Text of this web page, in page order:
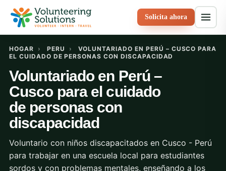
Solicita ahora
HOGAR › PERU ›
VOLUNTARIADO EN PERÚ – CUSCO PARA
EL CUIDADO DE PERSONAS CON DISCAPACIDAD
Voluntariado en Perú –
Cusco para el cuidado
de personas con
discapacidad
Voluntario con niños discapacitados en Cusco - Perú
para trabajar en una escuela local para estudiantes
sordos y con problemas mentales, enseñando a los